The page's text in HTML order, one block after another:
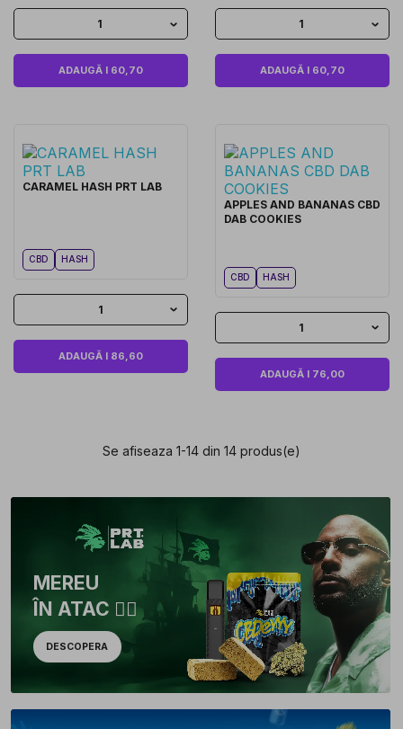
1
ADAUGĂ I 60,70
1
ADAUGĂ I 60,70
CARAMEL HASH PRT LAB
CBD HASH
1
ADAUGĂ I 86,60
APPLES AND BANANAS CBD
DAB COOKIES
CBD HASH
1
ADAUGĂ I 76,00
Se afiseaza 1-14 din 14 produs(e)
MEREU
ÎN ATAC 🏴‍☠️
DESCOPERA